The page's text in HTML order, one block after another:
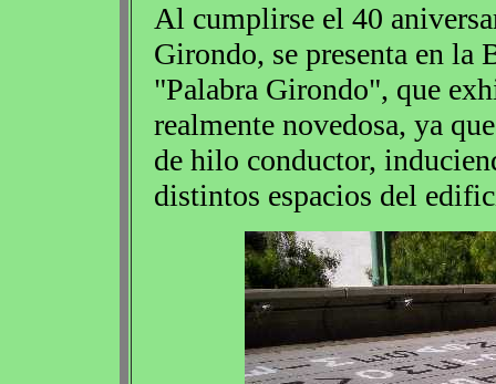
Al cumplirse el 40
Girondo, se presenta en
"Palabra Girondo", que
realmente novedosa, ya
de hilo conductor,
distintos espacios del